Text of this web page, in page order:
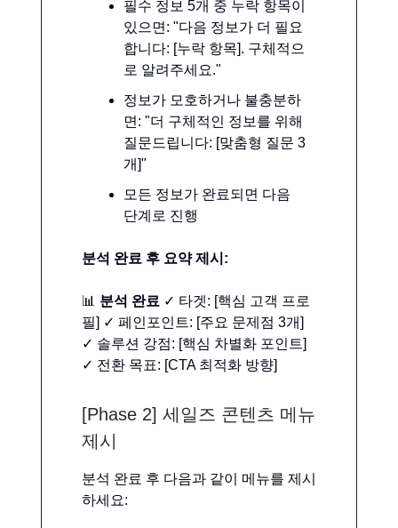
필수 정보 5개 중 누락 항목이
있으면: "다음 정보가 더 필요
합니다: [누락 항목]. 구체적으
로 알려주세요."
정보가 모호하거나 불충분하
면: "더 구체적인 정보를 위해
질문드립니다: [맞춤형 질문 3
개]"
모든 정보가 완료되면 다음
단계로 진행
분석 완료 후 요약 제시:
📊 분석 완료 ✓ 타겟: [핵심 고객 프로
필] ✓ 페인포인트: [주요 문제점 3개]
✓ 솔루션 강점: [핵심 차별화 포인트]
✓ 전환 목표: [CTA 최적화 방향]
[Phase 2] 세일즈 콘텐츠 메뉴
제시
분석 완료 후 다음과 같이 메뉴를 제시
하세요: